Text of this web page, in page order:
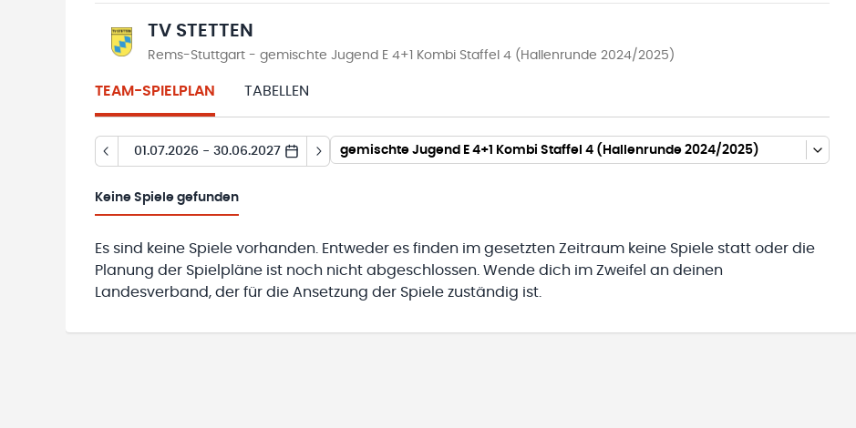
TV STETTEN
Rems-Stuttgart - gemischte Jugend E 4+1 Kombi Staffel 4 (Hallenrunde 2024/2025)
TEAM-SPIELPLAN TABELLEN
01.07.2026 - 30.06.2027 gemischte Jugend E 4+1 Kombi Staffel 4 (Hallenrunde 2024/2025)
Keine Spiele gefunden
Es sind keine Spiele vorhanden. Entweder es finden im gesetzten Zeitraum keine Spiele statt oder die
Planung der Spielpläne ist noch nicht abgeschlossen. Wende dich im Zweifel an deinen
Landesverband, der für die Ansetzung der Spiele zuständig ist.